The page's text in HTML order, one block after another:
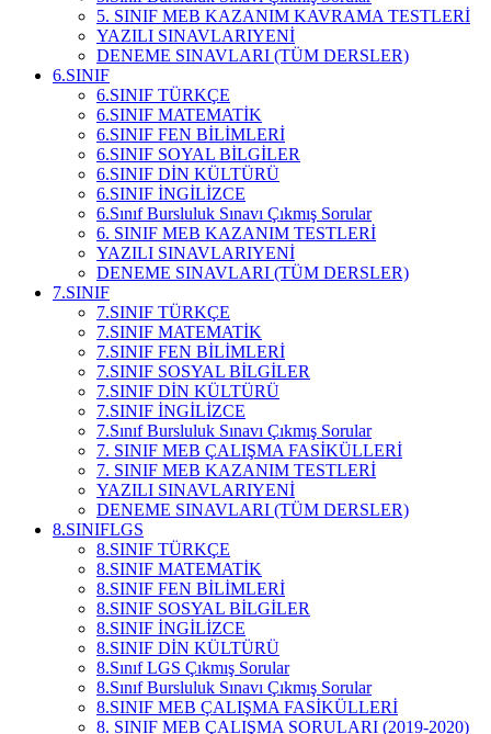
5. SINIF MEB KAZANIM KAVRAMA TESTLERİ
YAZILI SINAVLARIYENİ
DENEME SINAVLARI (TÜM DERSLER)
6.SINIF
6.SINIF TÜRKÇE
6.SINIF MATEMATİK
6.SINIF FEN BİLİMLERİ
6.SINIF SOYAL BİLGİLER
6.SINIF DİN KÜLTÜRÜ
6.SINIF İNGİLİZCE
6.Sınıf Bursluluk Sınavı Çıkmış Sorular
6. SINIF MEB KAZANIM TESTLERİ
YAZILI SINAVLARIYENİ
DENEME SINAVLARI (TÜM DERSLER)
7.SINIF
7.SINIF TÜRKÇE
7.SINIF MATEMATİK
7.SINIF FEN BİLİMLERİ
7.SINIF SOSYAL BİLGİLER
7.SINIF DİN KÜLTÜRÜ
7.SINIF İNGİLİZCE
7.Sınıf Bursluluk Sınavı Çıkmış Sorular
7. SINIF MEB ÇALIŞMA FASİKÜLLERİ
7. SINIF MEB KAZANIM TESTLERİ
YAZILI SINAVLARIYENİ
DENEME SINAVLARI (TÜM DERSLER)
8.SINIFLGS
8.SINIF TÜRKÇE
8.SINIF MATEMATİK
8.SINIF FEN BİLİMLERİ
8.SINIF SOSYAL BİLGİLER
8.SINIF İNGİLİZCE
8.SINIF DİN KÜLTÜRÜ
8.Sınıf LGS Çıkmış Sorular
8.Sınıf Bursluluk Sınavı Çıkmış Sorular
8.SINIF MEB ÇALIŞMA FASİKÜLLERİ
8. SINIF MEB ÇALIŞMA SORULARI (2019-2020)